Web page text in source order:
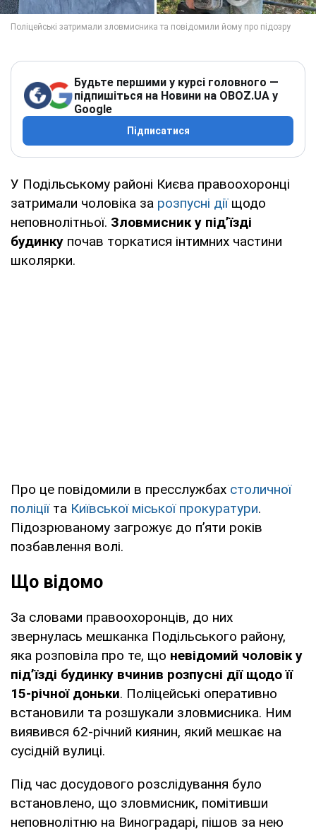
Будьте першими у курсі головного —
підпишіться на Новини на OBOZ.UA у
Google
Підписатися
У Подільському районі Києва правоохоронці
затримали чоловіка за розпусні діїщодо
неповнолітньої. Зловмисник у під’їзді
будинку почав торкатися інтимних частини
школярки.
Про це повідомили в пресслужбах столичної
поліціїта Київської міської прокуратури.
Підозрюваному загрожує до п’яти років
позбавлення волі.
Що відомо
За словами правоохоронців, до них
звернулась мешканка Подільського району,
яка розповіла про те, що невідомий чоловік у
під’їзді будинку вчинив розпусні дії щодо її
15-річної доньки. Поліцейські оперативно
встановили та розшукали зловмисника. Ним
виявився 62-річний киянин, який мешкає на
сусідній вулиці.
Під час досудового розслідування було
встановлено, що зловмисник, помітивши
неповнолітню на Виноградарі, пішов за нею